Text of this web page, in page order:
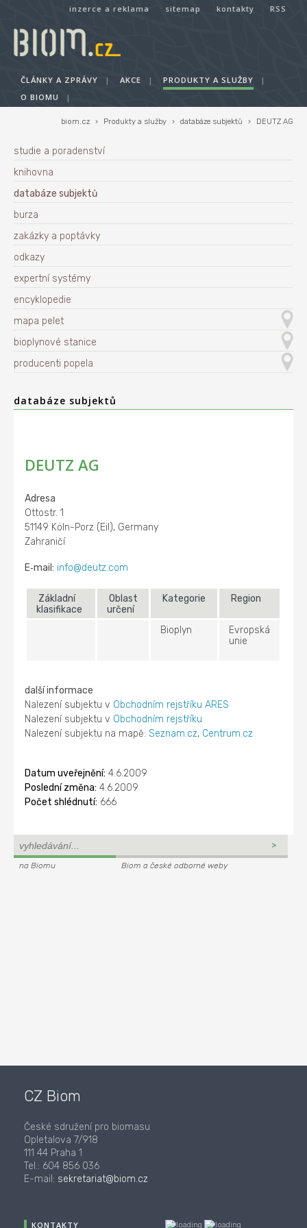
inzerce a reklama sitemap kontakty RSS
ČLÁNKY A ZPRÁVY | AKCE | PRODUKTY A SLUŽBY
|
O BIOMU
|
biom.cz › Produkty a služby › databáze subjektů › DEUTZ AG
studie a poradenství
knihovna
databáze subjektů
burza
zakázky a poptávky
odkazy
expertní systémy
encyklopedie
mapa pelet
bioplynové stanice
producenti popela
databáze subjektů
DEUTZ AG
Adresa
Ottostr. 1
51149 Köln-Porz (Eil), Germany
Zahraničí
E‑mail: info@deutz.com
Základní
klasifikace
Oblast
určení
Kategorie Region
Bioplyn
Evropská
unie
další informace
Nalezení subjektu v Obchodním rejstříku ARES
Nalezení subjektu v Obchodním rejstříku
Nalezení subjektu na mapě:Seznam.cz, Centrum.cz
Datum uveřejnění: 4.6.2009
Poslední změna: 4.6.2009
Počet shlédnutí: 666
na Biomu Biom a české odborné weby
CZ Biom
České sdružení pro biomasu
Opletalova 7/918
111 44 Praha 1
Tel.: 604 856 036
E-mail: sekretariat@biom.cz
KONTAKTY